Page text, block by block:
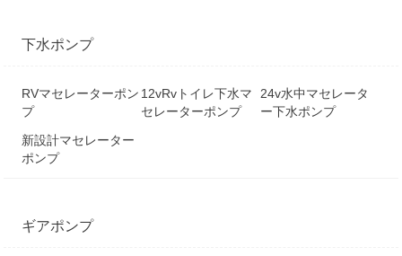
下水ポンプ
RVマセレーターポン
プ
12vRvトイレ下水マ
セレーターポンプ
24v水中マセレータ
ー下水ポンプ
新設計マセレーター
ポンプ
ギアポンプ